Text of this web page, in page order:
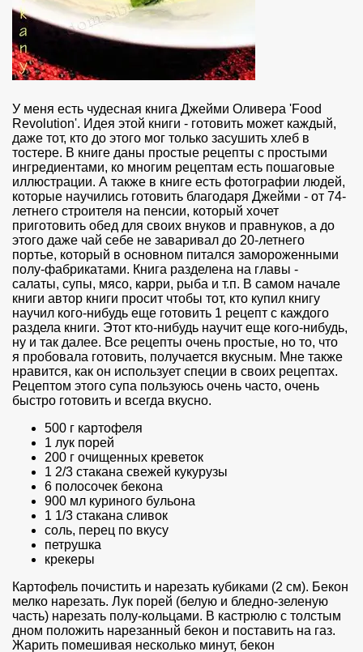
У меня есть чудесная книга Джейми Оливера 'Food
Revolution'. Идея этой книги - готовить может каждый,
даже тот, кто до этого мог только засушить хлеб в
тостере. В книге даны простые рецепты с простыми
ингредиентами, ко многим рецептам есть пошаговые
иллюстрации. А также в книге есть фотографии людей,
которые научились готовить благодаря Джейми - от 74-
летнего строителя на пенсии, который хочет
приготовить обед для своих внуков и правнуков, а до
этого даже чай себе не заваривал до 20-летнего
портье, который в основном питался замороженными
полу-фабрикатами. Книга разделена на главы -
салаты, супы, мясо, карри, рыба и т.п. В самом начале
книги автор книги просит чтобы тот, кто купил книгу
научил кого-нибудь еще готовить 1 рецепт с каждого
раздела книги. Этот кто-нибудь научит еще кого-нибудь,
ну и так далее. Все рецепты очень простые, но то, что
я пробовала готовить, получается вкусным. Мне также
нравится, как он использует специи в своих рецептах.
Рецептом этого супа пользуюсь очень часто, очень
быстро готовить и всегда вкусно.
500 г картофеля
1 лук порей
200 г очищенных креветок
1 2/3 стакана свежей кукурузы
6 полосочек бекона
900 мл куриного бульона
1 1/3 стакана сливок
соль, перец по вкусу
петрушка
крекеры
Картофель почистить и нарезать кубиками (2 см). Бекон
мелко нарезать. Лук порей (белую и бледно-зеленую
часть) нарезать полу-кольцами. В кастрюлю с толстым
дном положить нарезанный бекон и поставить на газ.
Жарить помешивая несколько минут, бекон